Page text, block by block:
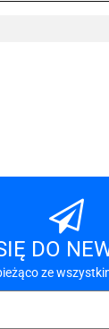
A-LAN
DO
ze